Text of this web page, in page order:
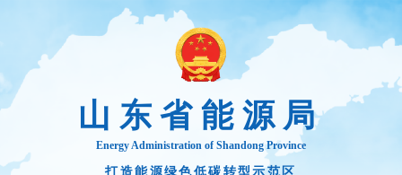
山东省能源局
Energy Administration of Shandong Province
打造能源绿色低碳转型示范区